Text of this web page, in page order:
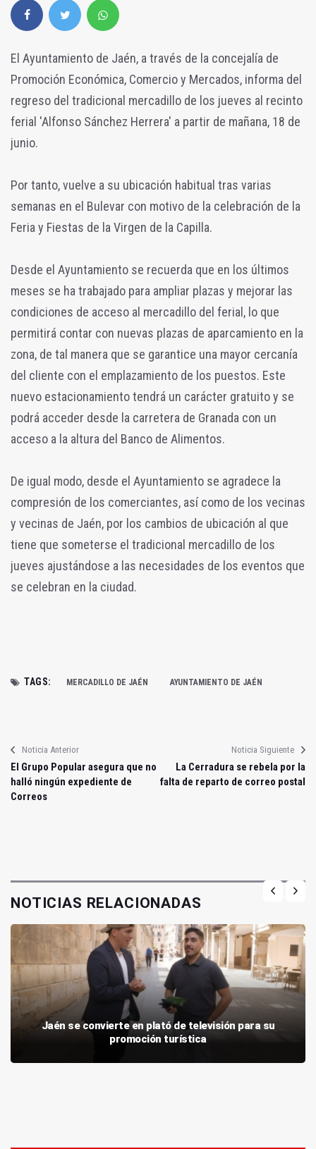
El Ayuntamiento de Jaén, a través de la concejalía de
Promoción Económica, Comercio y Mercados, informa del
regreso del tradicional mercadillo de los jueves al recinto
ferial 'Alfonso Sánchez Herrera' a partir de mañana, 18 de
junio.
Por tanto, vuelve a su ubicación habitual tras varias
semanas en el Bulevar con motivo de la celebración de la
Feria y Fiestas de la Virgen de la Capilla.
Desde el Ayuntamiento se recuerda que en los últimos
meses se ha trabajado para ampliar plazas y mejorar las
condiciones de acceso al mercadillo del ferial, lo que
permitirá contar con nuevas plazas de aparcamiento en la
zona, de tal manera que se garantice una mayor cercanía
del cliente con el emplazamiento de los puestos. Este
nuevo estacionamiento tendrá un carácter gratuito y se
podrá acceder desde la carretera de Granada con un
acceso a la altura del Banco de Alimentos.
De igual modo, desde el Ayuntamiento se agradece la
compresión de los comerciantes, así como de los vecinas
y vecinas de Jaén, por los cambios de ubicación al que
tiene que someterse el tradicional mercadillo de los
jueves ajustándose a las necesidades de los eventos que
se celebran en la ciudad.
TAGS: MERCADILLO DE JAÉN AYUNTAMIENTO DE JAÉN
Noticia Anterior
El Grupo Popular asegura que no
halló ningún expediente de
Correos
Noticia Siguiente
La Cerradura se rebela por la
falta de reparto de correo postal
NOTICIAS RELACIONADAS
Jaén se convierte en plató de televisión para su
promoción turística